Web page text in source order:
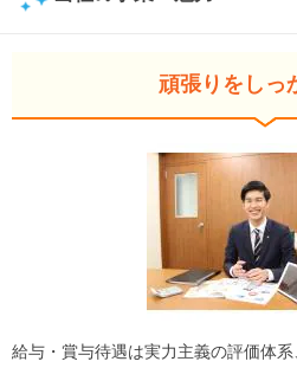
頑張りをしっ
給与・賞与待遇は実力主義の評価体